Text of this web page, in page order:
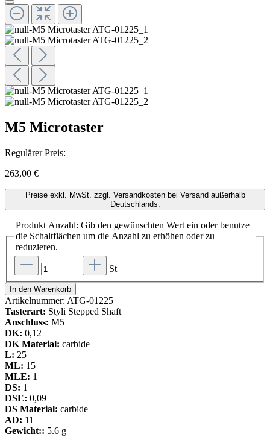
M5 Microtaster
Regulärer Preis:
263,00 €
Preise exkl. MwSt. zzgl. Versandkosten bei Versand außerhalb
Deutschlands.
Produkt Anzahl: Gib den gewünschten Wert ein oder benutze
die Schaltflächen um die Anzahl zu erhöhen oder zu
reduzieren.
St
In den Warenkorb
Artikelnummer: ATG-01225
Tasterart: Styli Stepped Shaft
Anschluss: M5
DK: 0,12
DK Material: carbide
L: 25
ML: 15
MLE: 1
DS: 1
DSE: 0,09
DS Material: carbide
AD: 11
Gewicht:: 5.6 g